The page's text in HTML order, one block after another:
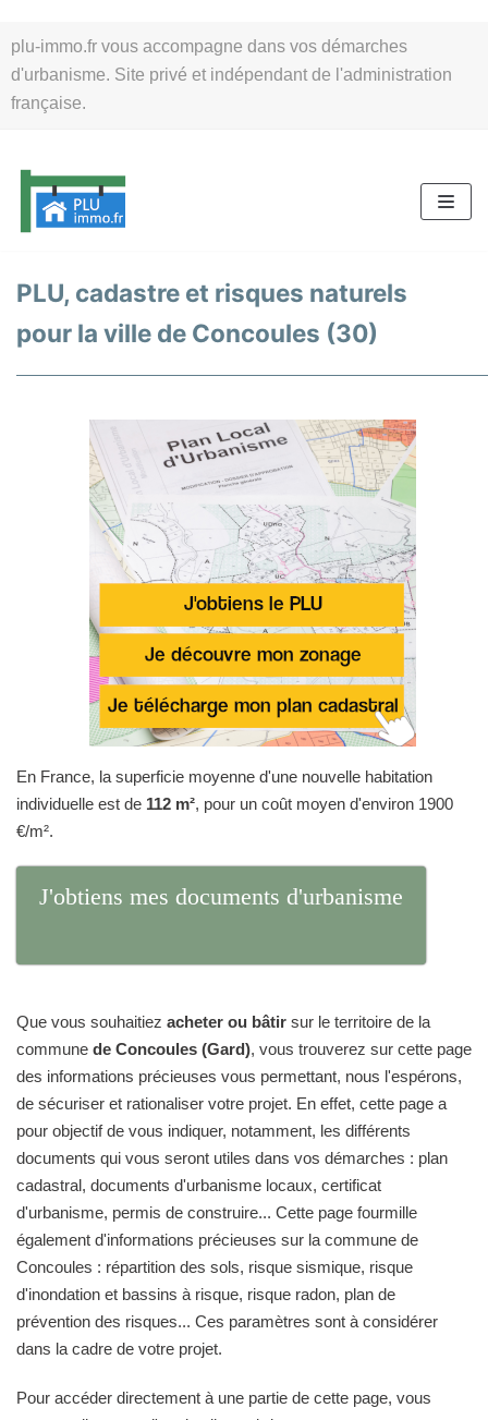
plu-immo.fr vous accompagne dans vos démarches
d'urbanisme. Site privé et indépendant de l'administration
française.
au
contenu
PLU, cadastre et risques naturels
pour la ville de Concoules (30)
En France, la superficie moyenne d'une nouvelle habitation
individuelle est de 112 m², pour un coût moyen d'environ 1900
€/m².
J'obtiens mes documents d'urbanisme
Que vous souhaitiez acheter ou bâtir sur le territoire de la
commune de Concoules (Gard), vous trouverez sur cette page
des informations précieuses vous permettant, nous l'espérons,
de sécuriser et rationaliser votre projet. En effet, cette page a
pour objectif de vous indiquer, notamment, les différents
documents qui vous seront utiles dans vos démarches : plan
cadastral, documents d'urbanisme locaux, certificat
d'urbanisme, permis de construire... Cette page fourmille
également d'informations précieuses sur la commune de
Concoules : répartition des sols, risque sismique, risque
d'inondation et bassins à risque, risque radon, plan de
prévention des risques... Ces paramètres sont à considérer
dans la cadre de votre projet.
Pour accéder directement à une partie de cette page, vous